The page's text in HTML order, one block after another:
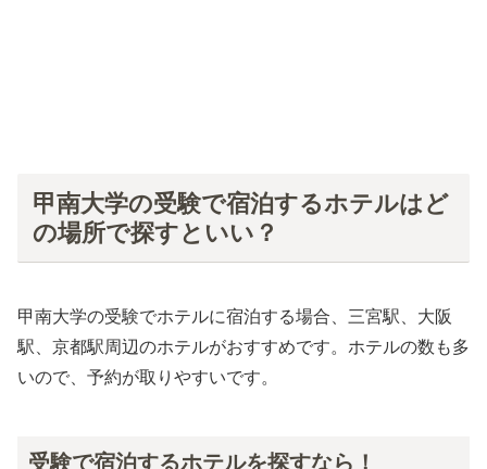
甲南大学の受験で宿泊するホテルはど
の場所で探すといい？
甲南大学の受験でホテルに宿泊する場合、三宮駅、大阪
駅、京都駅周辺のホテルがおすすめです。ホテルの数も多
いので、予約が取りやすいです。
受験で宿泊するホテルを探すなら！